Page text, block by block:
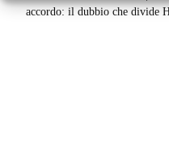
accordo: il dubbio che divide